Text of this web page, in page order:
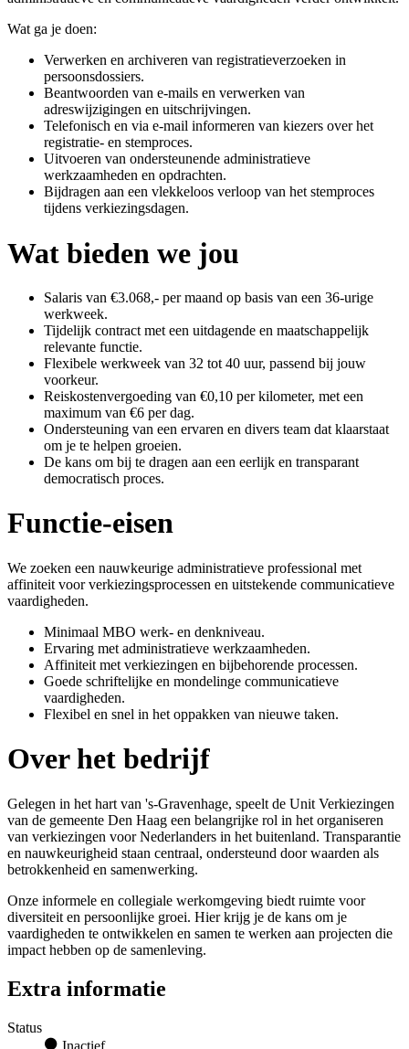
Wat ga je doen:
Verwerken en archiveren van registratieverzoeken in
persoonsdossiers.
Beantwoorden van e-mails en verwerken van
adreswijzigingen en uitschrijvingen.
Telefonisch en via e-mail informeren van kiezers over het
registratie- en stemproces.
Uitvoeren van ondersteunende administratieve
werkzaamheden en opdrachten.
Bijdragen aan een vlekkeloos verloop van het stemproces
tijdens verkiezingsdagen.
Wat bieden we jou
Salaris van €3.068,- per maand op basis van een 36-urige
werkweek.
Tijdelijk contract met een uitdagende en maatschappelijk
relevante functie.
Flexibele werkweek van 32 tot 40 uur, passend bij jouw
voorkeur.
Reiskostenvergoeding van €0,10 per kilometer, met een
maximum van €6 per dag.
Ondersteuning van een ervaren en divers team dat klaarstaat
om je te helpen groeien.
De kans om bij te dragen aan een eerlijk en transparant
democratisch proces.
Functie-eisen
We zoeken een nauwkeurige administratieve professional met
affiniteit voor verkiezingsprocessen en uitstekende communicatieve
vaardigheden.
Minimaal MBO werk- en denkniveau.
Ervaring met administratieve werkzaamheden.
Affiniteit met verkiezingen en bijbehorende processen.
Goede schriftelijke en mondelinge communicatieve
vaardigheden.
Flexibel en snel in het oppakken van nieuwe taken.
Over het bedrijf
Gelegen in het hart van 's-Gravenhage, speelt de Unit Verkiezingen
van de gemeente Den Haag een belangrijke rol in het organiseren
van verkiezingen voor Nederlanders in het buitenland. Transparantie
en nauwkeurigheid staan centraal, ondersteund door waarden als
betrokkenheid en samenwerking.
Onze informele en collegiale werkomgeving biedt ruimte voor
diversiteit en persoonlijke groei. Hier krijg je de kans om je
vaardigheden te ontwikkelen en samen te werken aan projecten die
impact hebben op de samenleving.
Extra informatie
Status
Inactief